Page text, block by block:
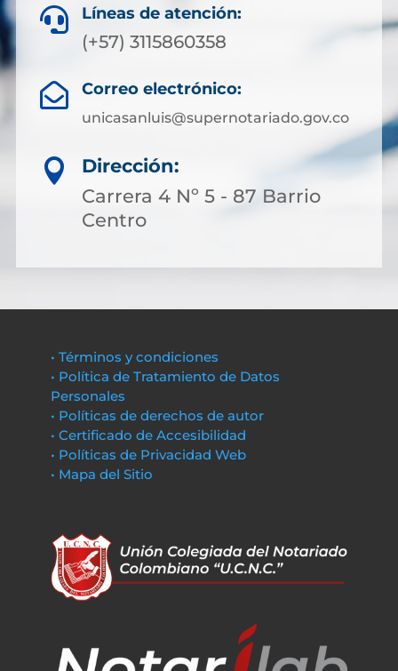
 Líneas de atención:
(+57) 3115860358
 Correo electrónico:
unicasanluis@supernotariado.gov.co

Dirección:
Carrera 4 Nº 5 - 87 Barrio
Centro
• Términos y condiciones
• Política de Tratamiento de Datos
Personales
• Políticas de derechos de autor
• Certificado de Accesibilidad
• Políticas de Privacidad Web
• Mapa del Sitio